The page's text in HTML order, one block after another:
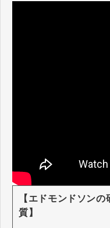
【エドモンドソン
質】